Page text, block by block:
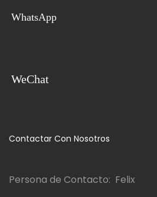
WhatsApp
WeChat
Contactar Con Nosotros
Persona de Contacto: Felix